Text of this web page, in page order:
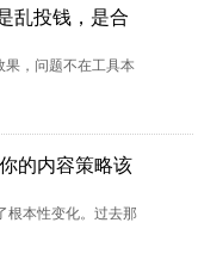
乱投钱，是合
果，问题不在工具本
的内容策略该
根本性变化。过去那